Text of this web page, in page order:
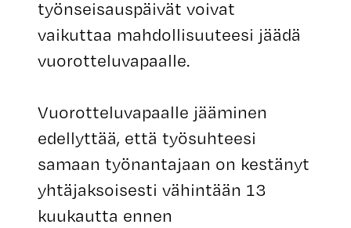
työnseisauspäivät voivat
vaikuttaa mahdollisuuteesi jäädä
vuorotteluvapaalle.
Vuorotteluvapaalle jääminen
edellyttää, että työsuhteesi
samaan työnantajaan on kestänyt
yhtäjaksoisesti vähintään 13
kuukautta ennen